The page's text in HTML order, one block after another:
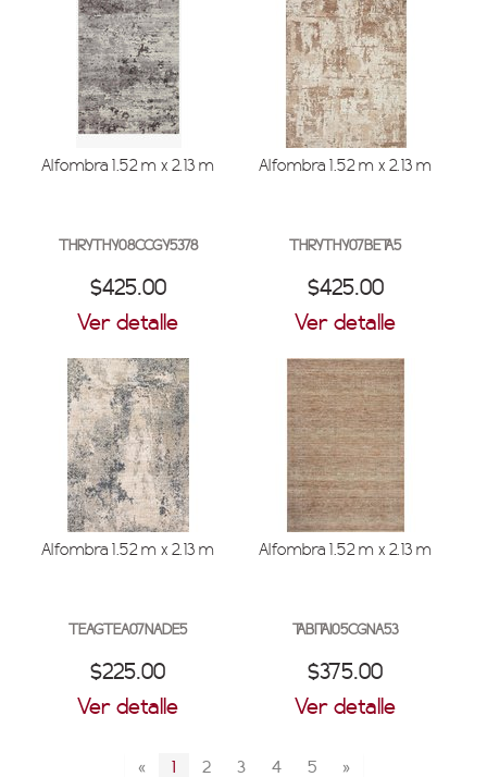
Alfombra 1.52 m x 2.13 m
THRYTHY08CCGY5378
$425.00
Ver detalle
Alfombra 1.52 m x 2.13 m
THRYTHY07BETA5
$425.00
Ver detalle
Alfombra 1.52 m x 2.13 m
TEAGTEA07NADE5
$225.00
Ver detalle
Alfombra 1.52 m x 2.13 m
TABITAI05CGNA53
$375.00
Ver detalle
« 2 3 4 5 »